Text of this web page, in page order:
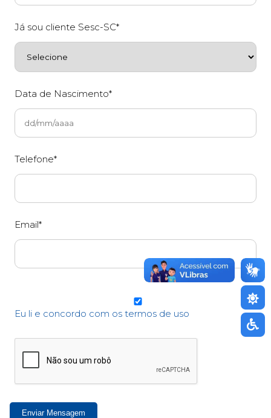
Já sou cliente Sesc-SC*
Data de Nascimento*
Telefone*
Email*
Eu li e concordo com os termos de uso
Enviar Mensagem